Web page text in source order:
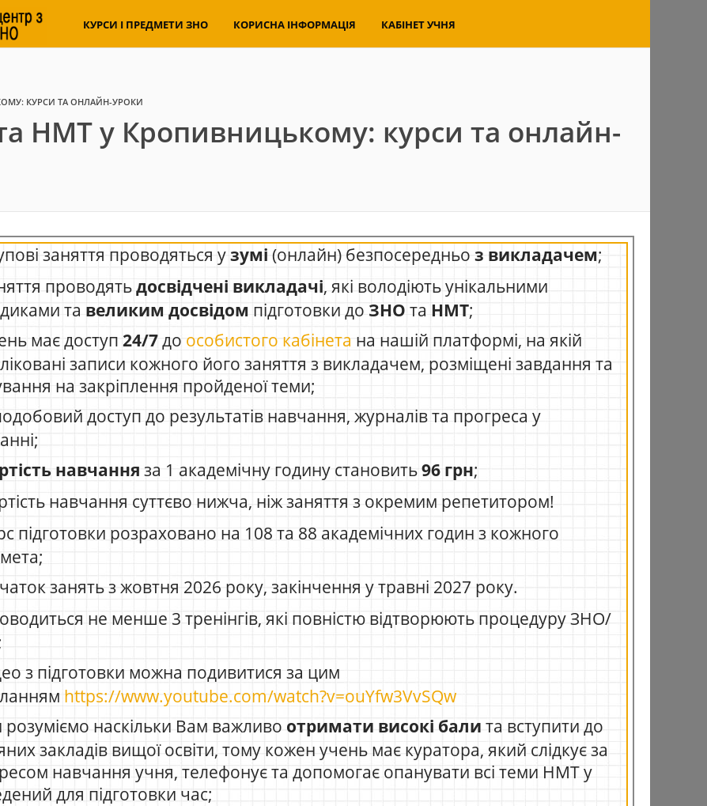
КУРСИ І ПРЕДМЕТИ ЗНО КОРИСНА ІНФОРМАЦІЯ КАБІНЕТ УЧНЯ
КУРСИ ТА ОНЛАЙН-УРОКИ
НМТ у Кропивницькому: курси та онлайн-
заняття проводяться узумі (онлайн) безпосередньо з викладачем;
проводятьдосвідчені викладачі, які володіють унікальними
та великим досвідом підготовки до ЗНО та НМТ;
має доступ 24/7до особистого кабінета на нашій платформі, на якій
записи кожного його заняття з викладачем, розміщені завдання та
на закріплення пройденої теми;
доступ до результатів навчання, журналів та прогреса у
навчання за 1 академічну годину становить96 грн;
навчання суттєво нижча, ніж заняття з окремим репетитором!
підготовки розраховано на 108 та 88 академічних годин з кожного
занять з жовтня 2026 року, закінчення у травні 2027 року.
не менше 3 тренінгів, які повністю відтворюють процедуру ЗНО/
з підготовки можна подивитися за цим
https://www.youtube.com/watch?v=ouYfw3VvSQw
наскільки Вам важливо отримати високі бали та вступити до
закладів вищої освіти, тому кожен учень має куратора, який слідкує за
навчання учня, телефонує та допомогає опанувати всі теми НМТ у
для підготовки час;